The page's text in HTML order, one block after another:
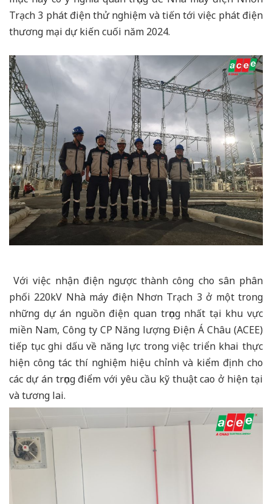
Trạch 3 phát điện thử nghiệm và tiến tới việc phát điện
thương mại dự kiến cuối năm 2024.
Với việc nhận điện ngược thành công cho sân phân
phối 220kV Nhà máy điện Nhơn Trạch 3 ở một trong
những dự án nguồn điện quan trọng nhất tại khu vực
miền Nam, Công ty CP Năng lượng Điện Á Châu (ACEE)
tiếp tục ghi dấu về năng lực trong việc triển khai thực
hiện công tác thí nghiệm hiệu chỉnh và kiểm định cho
các dự án trọng điểm với yêu cầu kỹ thuật cao ở hiện tại
và tương lai.